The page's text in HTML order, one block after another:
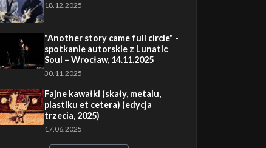
18.12.2025
"Another story came full circle" -
spotkanie autorskie z Lunatic
Soul – Wrocław, 14.11.2025
30.11.2025
Fajne kawałki (skały, metalu,
plastiku et cetera) (edycja
trzecia, 2025)
17.06.2025